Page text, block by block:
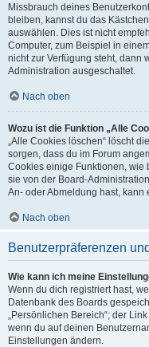
Missbrauch deines
bleiben, kannst du das
auswählen. Dies ist nicht
Computer, zum Beispiel in
nicht zur Verfügung steht, dann
Administration ausgeschaltet.
Nach oben
Wozu ist die Funktion „Alle
„Alle Cookies löschen“ löscht
sorgen, dass du im Forum
Cookies einige Funktionen, wie
sie von der Board-
An- oder Abmeldung hast,
Nach oben
Benutzerpräferenzen
Wie kann ich meine
Wenn du dich registriert hast,
Datenbank des Boards
„Persönlichen Bereich“; der
wenn du auf deinen
Einstellungen ändern.